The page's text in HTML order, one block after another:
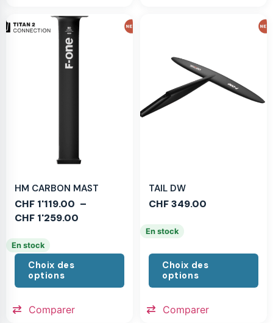
HM CARBON MAST
CHF 1'119.00 –
CHF 1'259.00
En stock
Choix des
options
Comparer
TAIL DW
CHF349.00
En stock
Choix des
options
Comparer